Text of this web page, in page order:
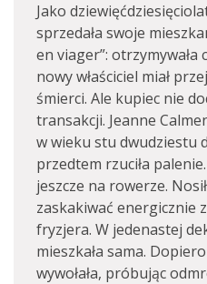
Jako
sprzedała swoje
en viager”: otrzymywała
nowy właściciel miał
śmierci. Ale kupiec nie
transakcji. Jeanne
w wieku stu dwudziestu
przedtem rzuciła
jeszcze na rowerze.
zaskakiwać energicznie
fryzjera. W jedenastej
mieszkała sama.
wywołała, próbując